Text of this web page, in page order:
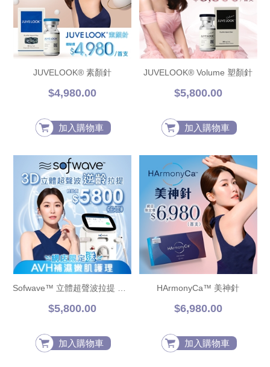
JUVELOOK® 素顏針
$4,980.00
加入購物車
JUVELOOK® Volume 塑顏針
$5,800.00
加入購物車
$5,800.00
加入購物車
HArmonyCa™ 美神針
$6,980.00
加入購物車